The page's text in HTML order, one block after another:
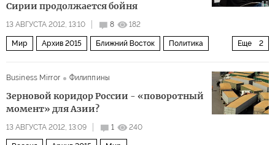
Сирии продолжается бойня
13 АВГУСТА 2012, 13:10 8 182
Еще 2
Мир Архив 2015 Ближний Восток Политика
Business Mirror
Филиппины
Зерновой коридор России - «поворотный
момент» для Азии?
13 АВГУСТА 2012, 13:09 1 240